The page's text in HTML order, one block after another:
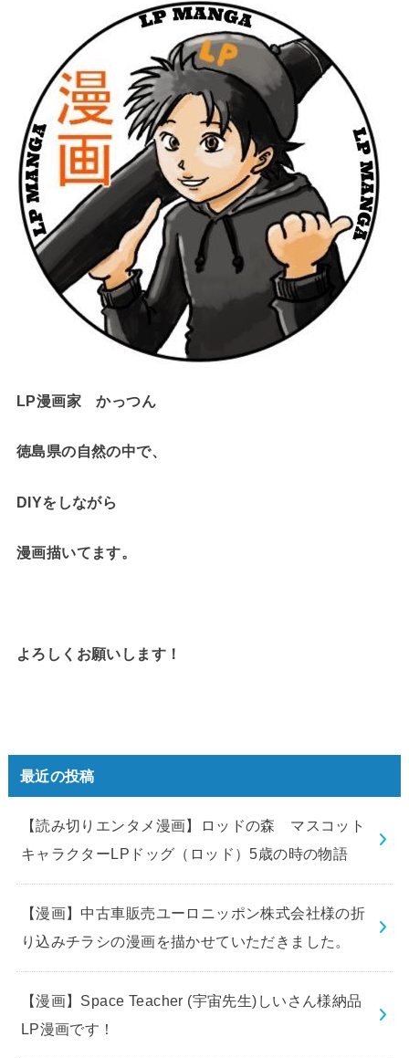
LP漫画家 かっつん
徳島県の自然の中で、
DIYをしながら
漫画描いてます。
よろしくお願いします！
最近の投稿
【読み切りエンタメ漫画】ロッドの森 マスコット
キャラクターLPドッグ（ロッド）5歳の時の物語
【漫画】中古車販売ユーロニッポン株式会社様の折
り込みチラシの漫画を描かせていただきました。
【漫画】Space Teacher (宇宙先生)しいさん様納品
LP漫画です！